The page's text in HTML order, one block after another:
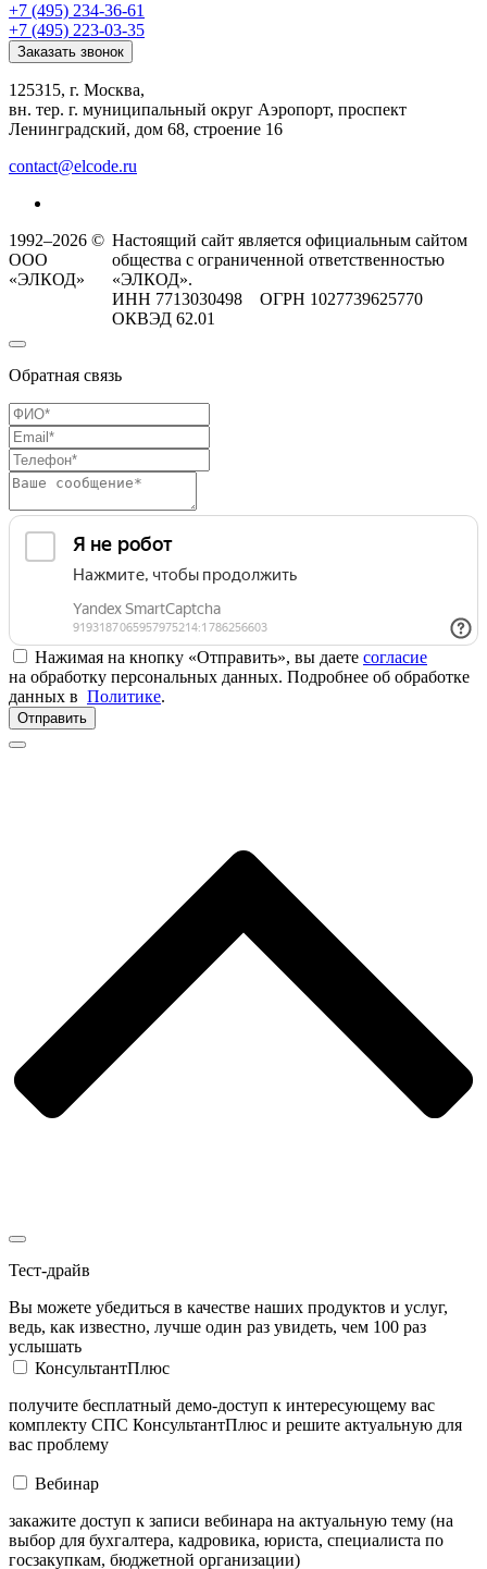
+7 (495) 234-36-61
+7 (495) 223-03-35
Заказать звонок
125315, г. Москва,
вн. тер. г. муниципальный округ Аэропорт, проспект
Ленинградский, дом 68, строение 16
contact@elcode.ru
1992–2026 ©
ООО
«ЭЛКОД»
Настоящий сайт является официальным сайтом
общества с ограниченной ответственностью
«ЭЛКОД».
ИНН 7713030498 ОГРН 1027739625770
ОКВЭД 62.01
Обратная связь
Нажимая на кнопку «Отправить», вы даете согласие
на обработку персональных данных. Подробнее об обработке
данных в Политике.
Отправить
Тест-драйв
Вы можете убедиться в качестве наших продуктов и услуг,
ведь, как известно, лучше один раз увидеть, чем 100 раз
услышать
КонсультантПлюс
получите бесплатный демо-доступ к интересующему вас
комплекту СПС КонсультантПлюс и решите актуальную для
вас проблему
Вебинар
закажите доступ к записи вебинара на актуальную тему (на
выбор для бухгалтера, кадровика, юриста, специалиста по
госзакупкам, бюджетной организации)